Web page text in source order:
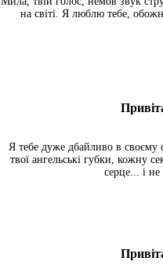
на світі. Я люблю тебе,
Я тебе дуже дбайливо в своєму
твої ангельські губки, кожну
серце... і